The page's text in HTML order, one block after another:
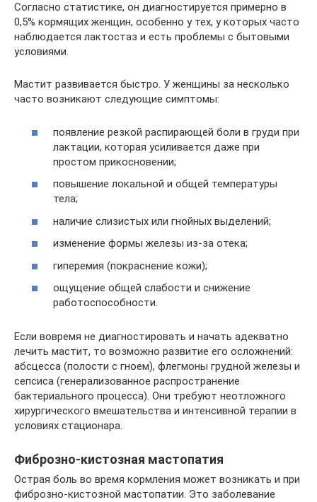
Согласно статистике, он диагностируется примерно в
0,5% кормящих женщин, особенно у тех, у которых часто
наблюдается лактостаз и есть проблемы с бытовыми
условиями.
Мастит развивается быстро. У женщины за несколько
часто возникают следующие симптомы:
появление резкой распирающей боли в груди при
лактации, которая усиливается даже при
простом прикосновении;
повышение локальной и общей температуры
тела;
наличие слизистых или гнойных выделений;
изменение формы железы из-за отека;
гиперемия (покраснение кожи);
ощущение общей слабости и снижение
работоспособности.
Если вовремя не диагностировать и начать адекватно
лечить мастит, то возможно развитие его осложнений:
абсцесса (полости с гноем), флегмоны грудной железы и
сепсиса (генерализованное распространение
бактериального процесса). Они требуют неотложного
хирургического вмешательства и интенсивной терапии в
условиях стационара.
Фиброзно-кистозная мастопатия
Острая боль во время кормления может возникать и при
фиброзно-кистозной мастопатии. Это заболевание